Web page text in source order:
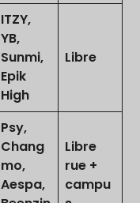
ITZY,
YB,
Sunmi,
Epik
High
Libre
Psy,
Chang
mo,
Aespa,
Libre
rue +
campu